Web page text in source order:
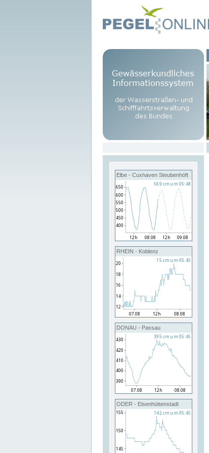
Elbe - Cuxhaven Steubenhöft
RHEIN - Koblenz
DONAU - Passau
ODER - Eisenhüttenstadt